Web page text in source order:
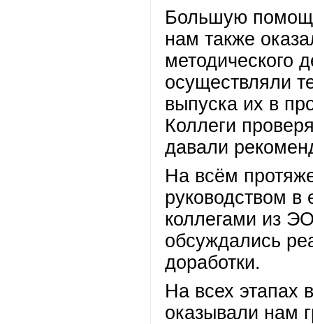
Большую
нам также
методического
осуществляли
выпуска их в
Коллеги
давали
На всём
руководством
коллегами из
обсуждались
доработки.
На всех этапах
оказывали нам